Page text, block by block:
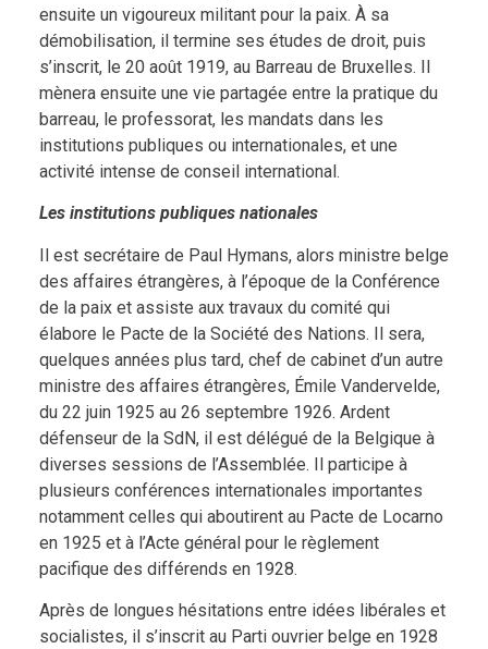
ensuite un vigoureux militant pour la paix. À sa
démobilisation, il termine ses études de droit, puis
s’inscrit, le 20 août 1919, au Barreau de Bruxelles. Il
mènera ensuite une vie partagée entre la pratique du
barreau, le professorat, les mandats dans les
institutions publiques ou internationales, et une
activité intense de conseil international.
Les institutions publiques nationales
Il est secrétaire de Paul Hymans, alors ministre belge
des affaires étrangères, à l’époque de la Conférence
de la paix et assiste aux travaux du comité qui
élabore le Pacte de la Société des Nations. Il sera,
quelques années plus tard, chef de cabinet d’un autre
ministre des affaires étrangères, Émile Vandervelde,
du 22 juin 1925 au 26 septembre 1926. Ardent
défenseur de la SdN, il est délégué de la Belgique à
diverses sessions de l’Assemblée. Il participe à
plusieurs conférences internationales importantes
notamment celles qui aboutirent au Pacte de Locarno
en 1925 et à l’Acte général pour le règlement
pacifique des différends en 1928.
Après de longues hésitations entre idées libérales et
socialistes, il s’inscrit au Parti ouvrier belge en 1928